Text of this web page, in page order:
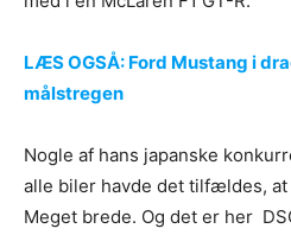
LÆS OGSÅ: Ford Mustang i
målstregen
Nogle af hans japanske
alle biler havde det tilfældes,
Meget brede. Og det er her